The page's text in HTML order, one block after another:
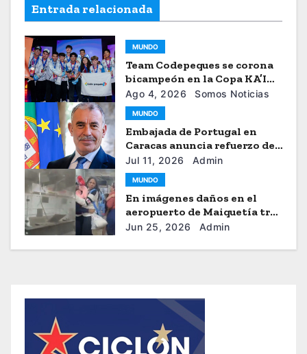
Entrada relacionada
MUNDO
Team Codepeques se corona
bicampeón en la Copa KA’I
2026
Ago 4, 2026 Somos Noticias
MUNDO
Embajada de Portugal en
Caracas anuncia refuerzo de
ayuda humanitaria
Jul 11, 2026 Admin
MUNDO
En imágenes daños en el
aeropuerto de Maiquetía tras
los sismos
Jun 25, 2026 Admin